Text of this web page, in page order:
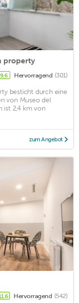
property
9,6 Hervorragend (301)
besticht durch eine
von Museo del
ist 2,4 km von
zum Angebot
Hervorragend (542)